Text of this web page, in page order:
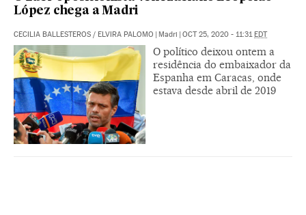
López chega a Madri
CECILIA BALLESTEROS / ELVIRA PALOMO | Madri | OCT 25, 2020 - 11:31EDT
O político deixou ontem a
residência do embaixador da
Espanha em Caracas, onde
estava desde abril de 2019